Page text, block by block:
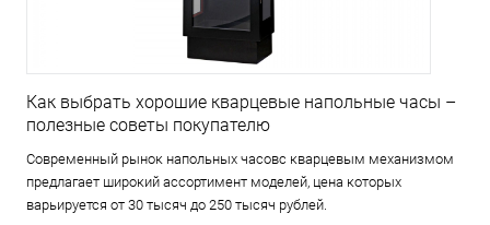
Как выбрать хорошие кварцевые напольные часы –
полезные советы покупателю
Современный рынок напольных часовс кварцевым механизмом
предлагает широкий ассортимент моделей, цена которых
варьируется от 30 тысяч до 250 тысяч рублей.